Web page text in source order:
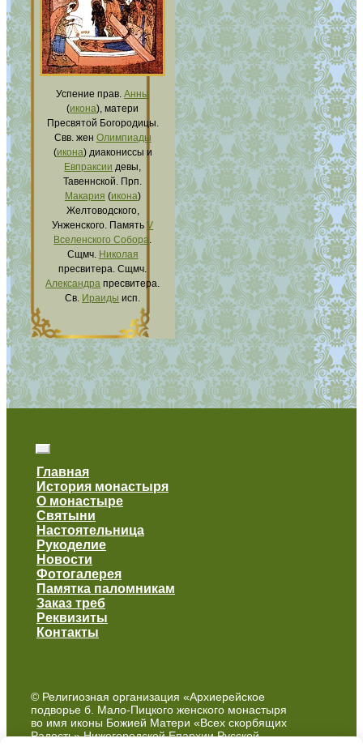
Успение прав.Анны
(икона), матери
Пресвятой Богородицы.
Свв. жен Олимпиады
(икона) диакониссы и
Евпраксии девы,
Тавеннской. Прп.
Макария (икона)
Желтоводского,
Унженского. ПамятьV
Вселенского Собора.
Сщмч. Николая
пресвитера. Сщмч.
Александра пресвитера.
Св. Ираиды исп.
Главная
История монастыря
О монастыре
Святыни
Настоятельница
Рукоделие
Новости
Фотогалерея
Памятка паломникам
Заказ треб
Реквизиты
Контакты
© Религиозная организация «Архиерейское
подворье б. Мало-Пицкого женского монастыря
во имя иконы Божией Матери «Всех скорбящих
Радость» Нижегородской Епархии Русской